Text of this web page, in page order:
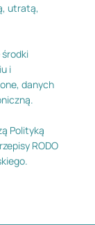
utratą,
i
danych
Polityką
RODO